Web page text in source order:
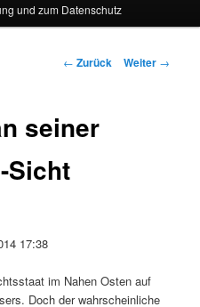
und zum Datenschutz
Beitragsnavigation
← Zurück Weiter →
seiner
Sicht
17:38
im Nahen Osten auf
Doch der wahrscheinliche